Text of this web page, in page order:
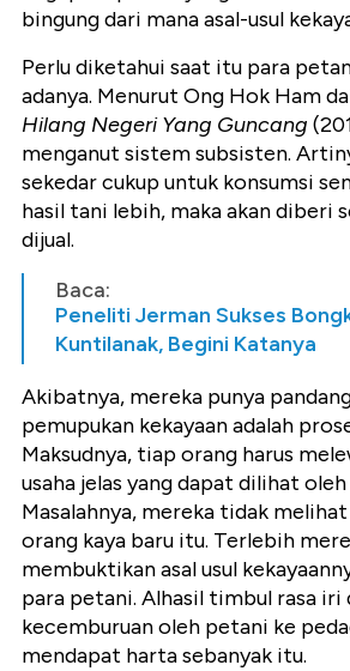
bingung dari mana asal-usul
Perlu diketahui saat itu para
adanya. Menurut Ong Hok Ham
Hilang Negeri Yang Guncang
menganut sistem subsisten.
sekedar cukup untuk konsumsi
hasil tani lebih, maka akan diberi
dijual.
Baca:
Peneliti Jerman Sukses
Kuntilanak, Begini Katanya
Akibatnya, mereka punya
pemupukan kekayaan adalah
Maksudnya, tiap orang harus
usaha jelas yang dapat dilihat
Masalahnya, mereka tidak
orang kaya baru itu. Terlebih
membuktikan asal usul
para petani. Alhasil timbul rasa iri
kecemburuan oleh petani ke
mendapat harta sebanyak itu.